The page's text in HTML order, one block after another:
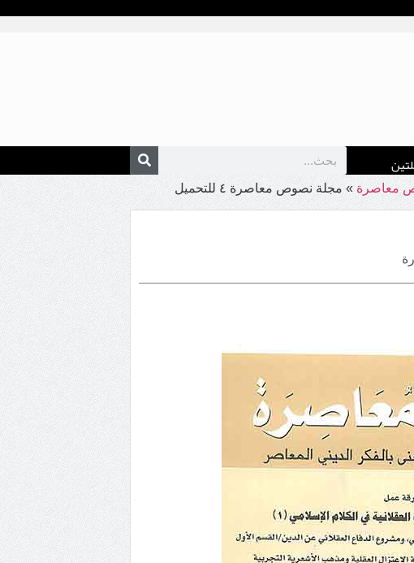
معاصرة » مجلة نصوص معاصرة ٤ للتحميل